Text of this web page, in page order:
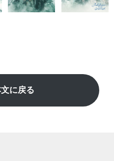
に戻る